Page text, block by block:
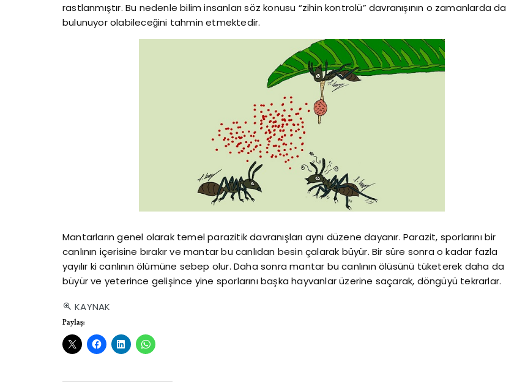
rastlanmıştır. Bu nedenle bilim insanları söz konusu “zihin kontrolü” davranışının o zamanlarda da
bulunuyor olabileceğini tahmin etmektedir.
Mantarların genel olarak temel parazitik davranışları aynı düzene dayanır. Parazit, sporlarını bir
canlının içerisine bırakır ve mantar bu canlıdan besin çalarak büyür. Bir süre sonra o kadar fazla
yayılır ki canlının ölümüne sebep olur. Daha sonra mantar bu canlının ölüsünü tüketerek daha da
büyür ve yeterince gelişince yine sporlarını başka hayvanlar üzerine saçarak, döngüyü tekrarlar.
KAYNAK
Paylaş: